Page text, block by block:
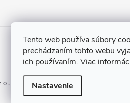
Tento web používa súbory
prechádzaním tohto webu
ich používaním. Viac
Nastavenie
. Všetky práva vyhradené.